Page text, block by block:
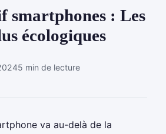
smartphones : Les
écologiques
5 min de lecture
va au-delà de la